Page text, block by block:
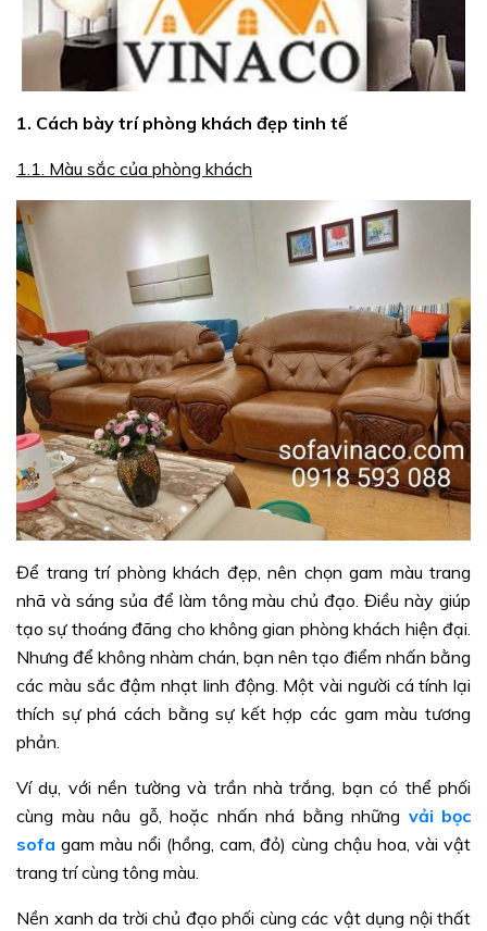
1. Cách bày trí phòng khách đẹp tinh tế
1.1. Màu sắc của phòng khách
Để trang trí phòng khách đẹp, nên chọn gam màu trang
nhã và sáng sủa để làm tông màu chủ đạo. Điều này giúp
tạo sự thoáng đãng cho không gian phòng khách hiện đại.
Nhưng để không nhàm chán, bạn nên tạo điểm nhấn bằng
các màu sắc đậm nhạt linh động. Một vài người cá tính lại
thích sự phá cách bằng sự kết hợp các gam màu tương
phản.
Ví dụ, với nền tường và trần nhà trắng, bạn có thể phối
cùng màu nâu gỗ, hoặc nhấn nhá bằng những vải bọc
sofa gam màu nổi (hồng, cam, đỏ) cùng chậu hoa, vài vật
trang trí cùng tông màu.
Nền xanh da trời chủ đạo phối cùng các vật dụng nội thất